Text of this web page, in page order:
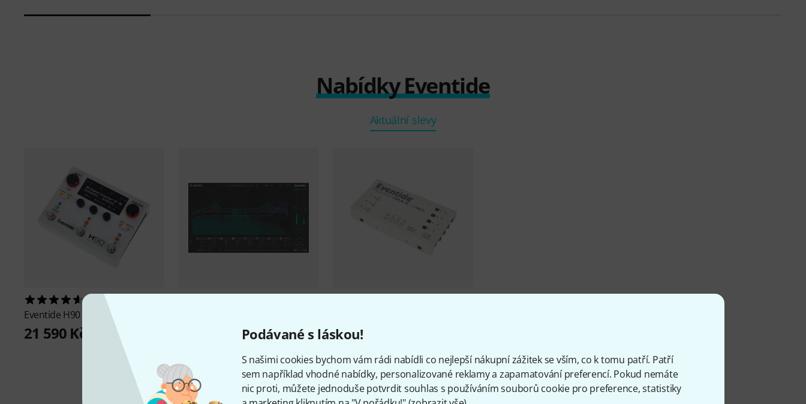
Podávané s láskou!
S našimi cookies bychom vám rádi nabídli co nejlepší nákupní zážitek se vším, co k tomu patří. Patří
sem například vhodné nabídky, personalizované reklamy a zapamatování preferencí. Pokud nemáte
nic proti, můžete jednoduše potvrdit souhlas s používáním souborů cookie pro preference, statistiky
Nabídky Eventide
Aktuální slevy
Eventide H90 Harmonizer
21 590 Kč 6 799 Kč